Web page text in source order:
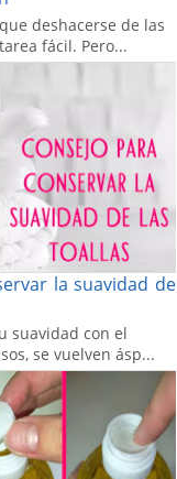
deshacerse de las
fácil. Pero...
la suavidad de
suavidad con el
se vuelven ásp...